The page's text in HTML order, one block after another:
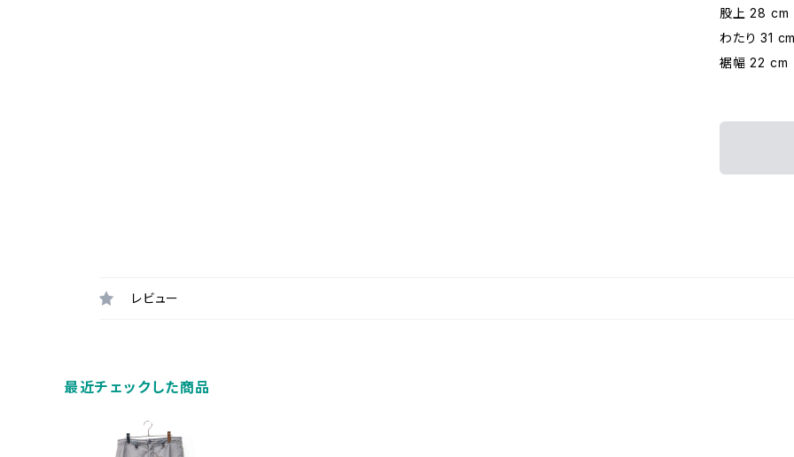
股上 28 cm
わたり 31
裾幅 22 cm
レビュー
最近チェックした商品